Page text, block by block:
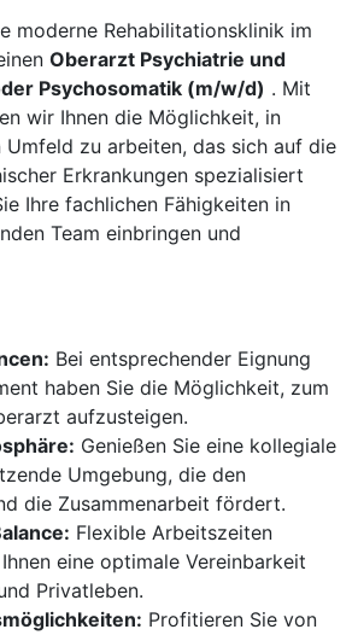
moderne Rehabilitationsklinik im
Oberarzt Psychiatrie und
Psychosomatik (m/w/d) . Mit
wir Ihnen die Möglichkeit, in
Umfeld zu arbeiten, das sich auf die
Erkrankungen spezialisiert
Ihre fachlichen Fähigkeiten in
Team einbringen und
Bei entsprechender Eignung
haben Sie die Möglichkeit, zum
aufzusteigen.
Genießen Sie eine kollegiale
Umgebung, die den
die Zusammenarbeit fördert.
Flexible Arbeitszeiten
eine optimale Vereinbarkeit
Privatleben.
Profitieren Sie von